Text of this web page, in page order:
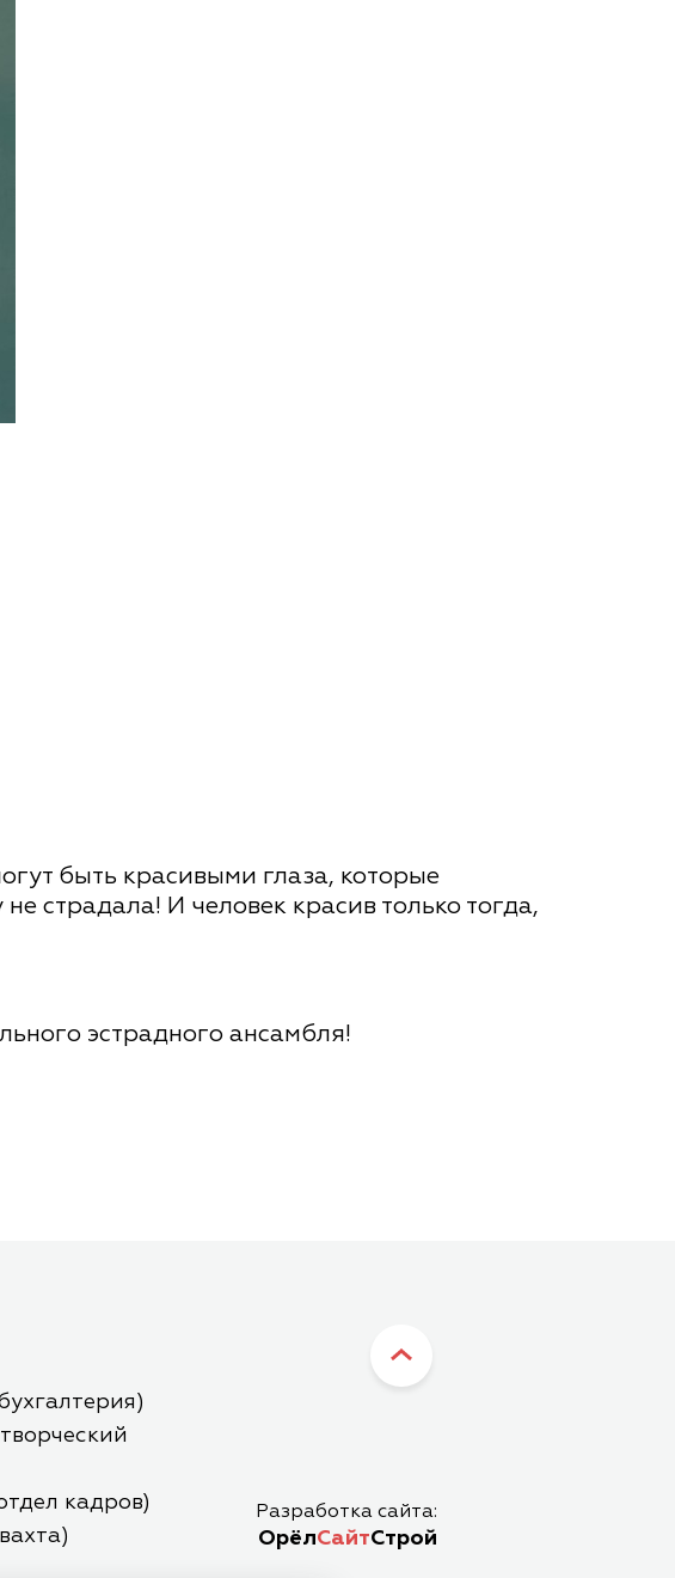
быть красивыми глаза, которые
страдала! И человек красив только тогда,
эстрадного ансамбля!
кадров)
Разработка сайта:
ОрёлСайтСтрой